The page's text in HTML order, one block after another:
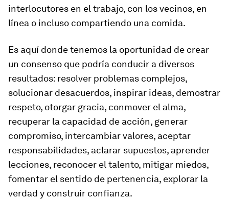
interlocutores en el trabajo, con los vecinos, en
línea o incluso compartiendo una comida.
Es aquí donde tenemos la oportunidad de crear
un consenso que podría conducir a diversos
resultados: resolver problemas complejos,
solucionar desacuerdos, inspirar ideas, demostrar
respeto, otorgar gracia, conmover el alma,
recuperar la capacidad de acción, generar
compromiso, intercambiar valores, aceptar
responsabilidades, aclarar supuestos, aprender
lecciones, reconocer el talento, mitigar miedos,
fomentar el sentido de pertenencia, explorar la
verdad y construir confianza.